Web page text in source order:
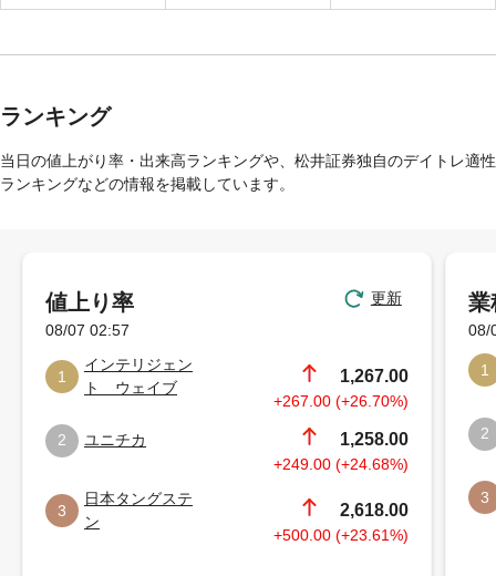
ランキング
当日の値上がり率・出来高ランキングや、松井証券独自のデイトレ適性
ランキングなどの情報を掲載しています。